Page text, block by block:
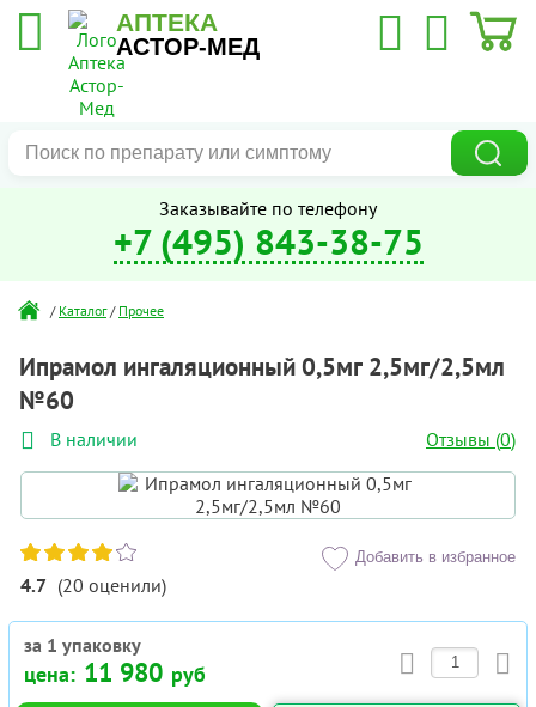
АПТЕКА
АСТОР-МЕД
Заказывайте по телефону
+7 (495) 843-38-75
/ Каталог / Прочее
Ипрамол ингаляционный 0,5мг 2,5мг/2,5мл
№60
В наличии Отзывы (0)
4.7 (20 оценили)
Добавить в избранное
за 1 упаковку
цена: 11 980 руб